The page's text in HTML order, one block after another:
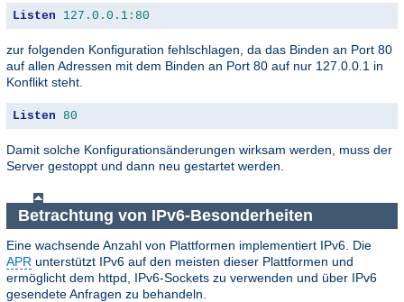
Listen 127.0 . 0.1 : 80
zur folgenden Konfiguration fehlschlagen, da das Binden an Port 80
auf allen Adressen mit dem Binden an Port 80 auf nur 127.0.0.1 in
Konflikt steht.
Listen 80
Damit solche Konfigurationsänderungen wirksam werden, muss der
Server gestoppt und dann neu gestartet werden.
Betrachtung von IPv6-Besonderheiten
Eine wachsende Anzahl von Plattformen implementiert IPv6. Die
APR unterstützt IPv6 auf den meisten dieser Plattformen und
ermöglicht dem httpd, IPv6-Sockets zu verwenden und über IPv6
gesendete Anfragen zu behandeln.